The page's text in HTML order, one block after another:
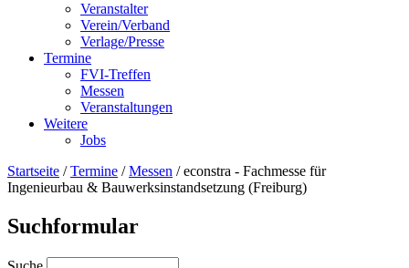
Veranstalter
Verein/Verband
Verlage/Presse
Termine
FVI-Treffen
Messen
Veranstaltungen
Weitere
Jobs
Startseite /Termine /Messen /econstra - Fachmesse für
Ingenieurbau & Bauwerksinstandsetzung (Freiburg)
Suchformular